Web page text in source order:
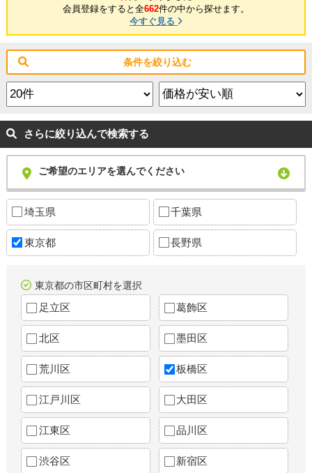
会員登録をすると全662件の中から探せます。
今すぐ見る
条件を絞り込む
さらに絞り込んで検索する
ご希望のエリアを選んでください
埼玉県 千葉県
東京都 長野県
東京都の市区町村を選択
足立区 葛飾区
北区 墨田区
荒川区 板橋区
江戸川区 大田区
江東区 品川区
渋谷区 新宿区